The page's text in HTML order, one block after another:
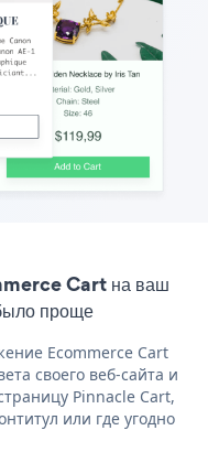
Cart на ваш
проще
Ecommerce Cart
своего веб-сайта и
Pinnacle Cart,
или где угодно